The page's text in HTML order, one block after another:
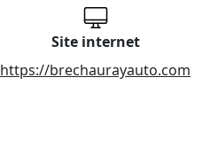
Site internet
https://brechaurayauto.com